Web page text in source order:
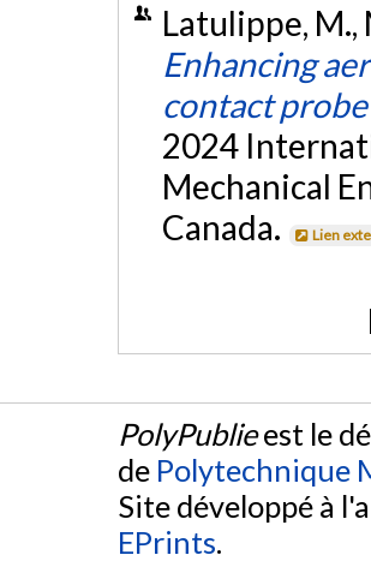
Latulippe, M.,
Enhancing
contact
2024
Mechanical
Canada.
Lien
PolyPublieest le
de Polytechnique
Site développé à
EPrints.